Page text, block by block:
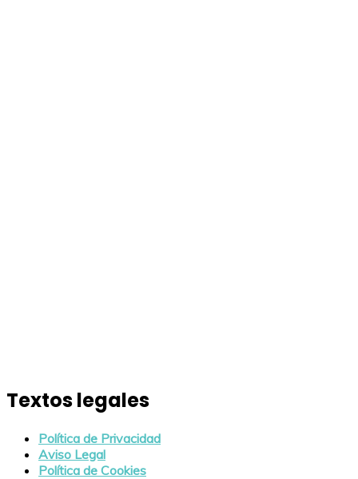
Textos legales
Política de Privacidad
Aviso Legal
Política de Cookies